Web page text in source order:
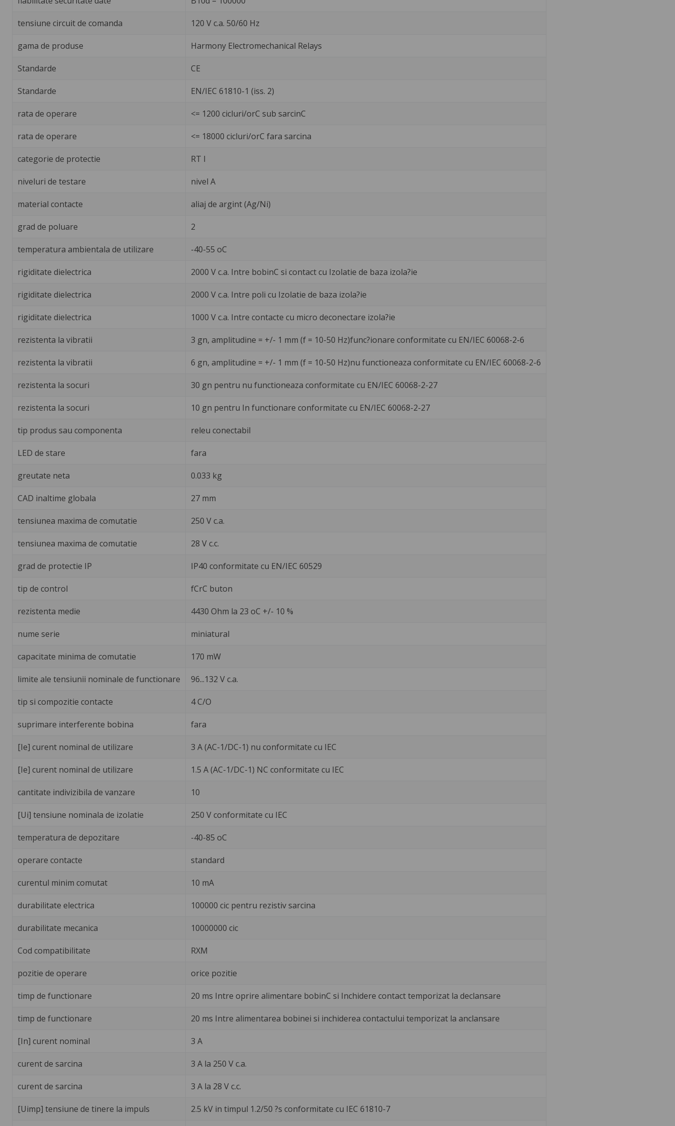
tensiune circuit de comanda 120 V c.a. 50/60 Hz
gama de produse Harmony Electromechanical Relays
Standarde CE
Standarde EN/IEC 61810-1 (iss. 2)
rata de operare <= 1200 cicluri/orC sub sarcinC
rata de operare <= 18000 cicluri/orC fara sarcina
categorie de protectie RT I
niveluri de testare nivel A
material contacte aliaj de argint (Ag/Ni)
grad de poluare 2
temperatura ambientala de utilizare -40-55 oC
rigiditate dielectrica 2000 V c.a. Intre bobinC si contact cu Izolatie de baza izola?ie
rigiditate dielectrica 2000 V c.a. Intre poli cu Izolatie de baza izola?ie
rigiditate dielectrica 1000 V c.a. Intre contacte cu micro deconectare izola?ie
rezistenta la vibratii 3 gn, amplitudine = +/- 1 mm (f = 10-50 Hz)func?ionare conformitate cu EN/IEC 60068-2-6
rezistenta la vibratii 6 gn, amplitudine = +/- 1 mm (f = 10-50 Hz)nu functioneaza conformitate cu EN/IEC 60068-2-6
rezistenta la socuri 30 gn pentru nu functioneaza conformitate cu EN/IEC 60068-2-27
rezistenta la socuri 10 gn pentru In functionare conformitate cu EN/IEC 60068-2-27
tip produs sau componenta releu conectabil
LED de stare fara
greutate neta 0.033 kg
CAD inaltime globala 27 mm
tensiunea maxima de comutatie 250 V c.a.
tensiunea maxima de comutatie 28 V c.c.
grad de protectie IP IP40 conformitate cu EN/IEC 60529
tip de control fCrC buton
rezistenta medie 4430 Ohm la 23 oC +/- 10 %
nume serie miniatural
capacitate minima de comutatie 170 mW
limite ale tensiunii nominale de functionare 96...132 V c.a.
tip si compozitie contacte 4 C/O
suprimare interferente bobina fara
[Ie] curent nominal de utilizare 3 A (AC-1/DC-1) nu conformitate cu IEC
[Ie] curent nominal de utilizare 1.5 A (AC-1/DC-1) NC conformitate cu IEC
cantitate indivizibila de vanzare 10
[Ui] tensiune nominala de izolatie 250 V conformitate cu IEC
temperatura de depozitare -40-85 oC
operare contacte standard
curentul minim comutat 10 mA
durabilitate electrica 100000 cic pentru rezistiv sarcina
durabilitate mecanica 10000000 cic
Cod compatibilitate RXM
pozitie de operare orice pozitie
timp de functionare 20 ms Intre oprire alimentare bobinC si Inchidere contact temporizat la declansare
timp de functionare 20 ms Intre alimentarea bobinei si inchiderea contactului temporizat la anclansare
[In] curent nominal 3 A
curent de sarcina 3 A la 250 V c.a.
curent de sarcina 3 A la 28 V c.c.
[Uimp] tensiune de tinere la impuls 2.5 kV in timpul 1.2/50 ?s conformitate cu IEC 61810-7